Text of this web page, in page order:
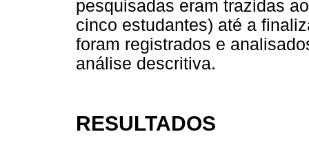
pesquisadas eram trazidas
cinco estudantes) até a
foram registrados e
análise descritiva.
RESULTADOS